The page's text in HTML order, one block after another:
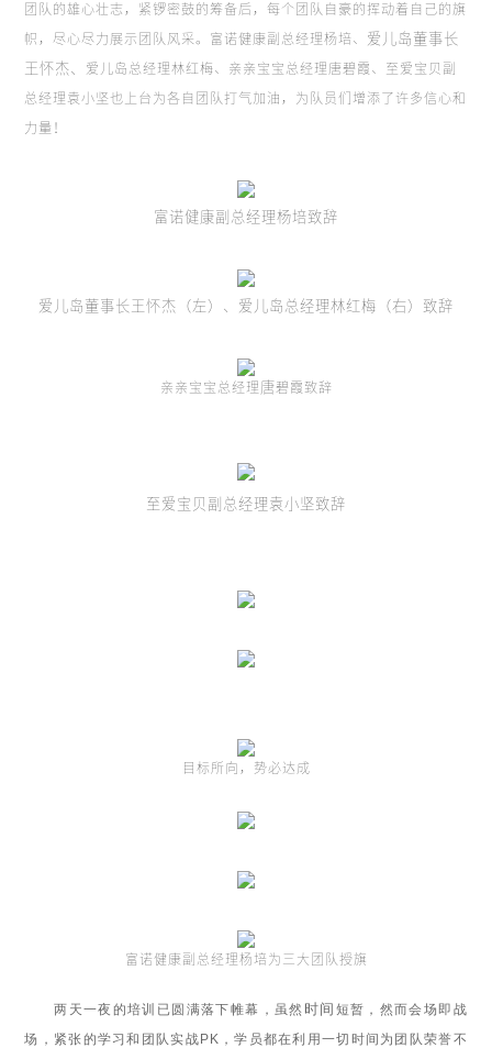
团队的雄心壮志，紧锣密鼓的筹备后，每个团队自豪的挥动着自己的旗
帜，尽心尽力展示团队风采。富诺健康副总经理杨培、 爱儿岛董事长
王怀杰、
爱儿岛总经理林红梅、亲亲宝宝总经理唐碧霞、至爱宝贝副
总经理袁小坚也上台为各自团队打气加油，为队员们增添了许多信心和
力量！
富诺健康副总经理杨培致辞
爱儿岛董事长 王怀杰 （左） 、 爱儿岛总经理林红梅（右）致辞
亲亲宝宝总经理 唐碧霞致辞
至爱宝贝副总经理袁小坚致辞
目标所向， 势必达成
富诺健康副总经理杨培为三大团队授旗
两天一夜的培训已圆满落下帷幕，虽然 时间 短暂，然而会场即战
场，紧张的学习和团队实战PK，学员都在利用一切时间为团队荣誉不